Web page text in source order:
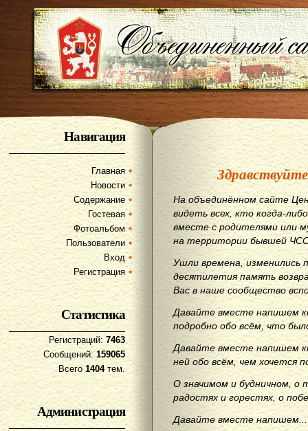
Навигация
Главная
Новости
Содержание
Гостевая
Фотоальбом
Пользователи
Вход
Регистрация
Статистика
Регистраций: 7463
Сообщений:159065
Всего 1404тем.
Администрация
На объединённом сайте
видеть всех, кто когда-
вместе с родителями или
на территории бывшей
Ушли времена, изменились
десятилетия память
Вас в наше сообщество
Давайте вместе напишем
подробно обо всём, что
Давайте вместе напишем
ней обо всём, чем хочется
О значимом и будничном, о
радостях и горестях, о
Давайте вместе напишем...